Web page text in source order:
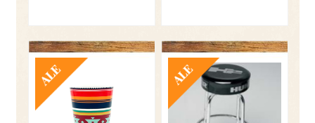
TARJOUS TARJOUS